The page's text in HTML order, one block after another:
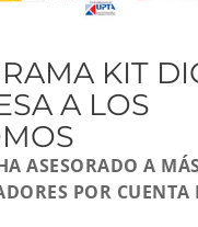
KIT
A LOS
ASESORADO A
POR CUENTA